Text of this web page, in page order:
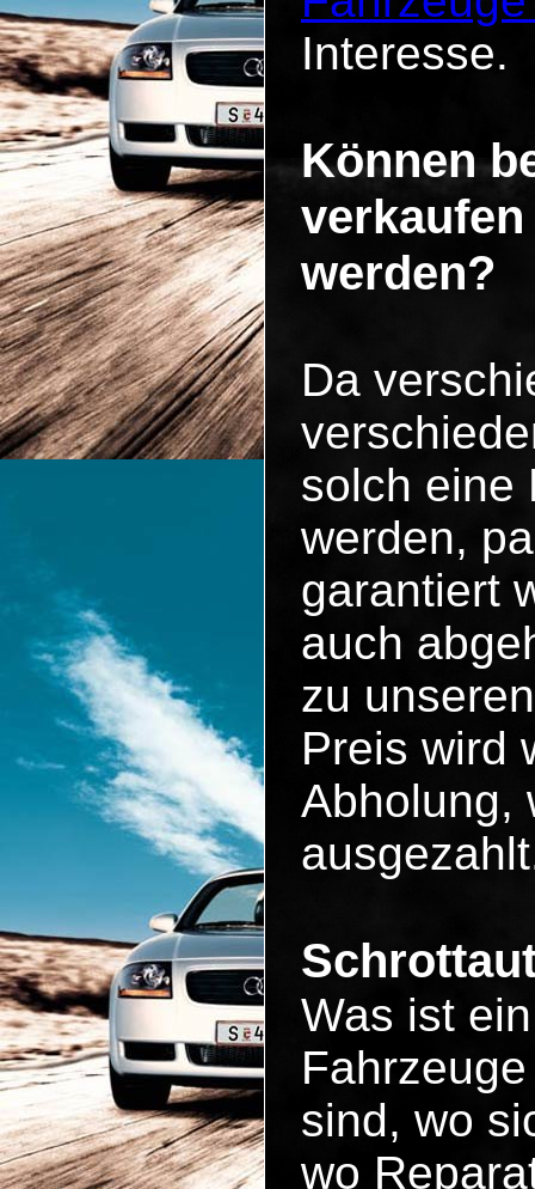
Interesse.
Können
werden?
Da
solch eine
werden,
garantiert
auch
zu
Preis wird
Abholung,
Was ist
sind, wo
wo